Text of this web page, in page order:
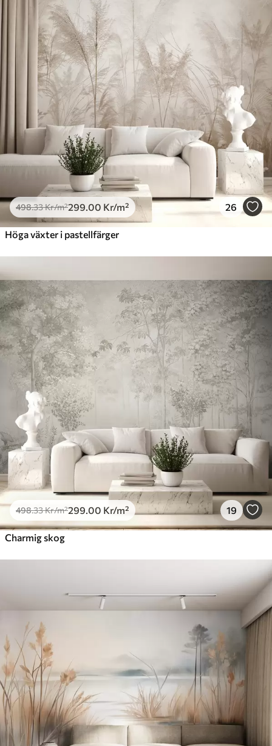
498.33Kr/m²299 .00 Kr/m² 26
Höga växter i pastellfärger
498.33Kr/m²299 .00 Kr/m² 19
Charmig skog